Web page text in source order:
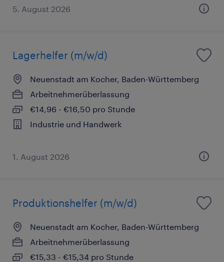
5. August 2026
Lagerhelfer (m/w/d)
Neuenstadt am Kocher, Baden-Württemberg
Arbeitnehmerüberlassung
€14,96 - €16,50 pro Stunde
Industrie und Handwerk
1. August 2026
Produktionshelfer (m/w/d)
Neuenstadt am Kocher, Baden-Württemberg
Arbeitnehmerüberlassung
€15,33 - €15,34 pro Stunde